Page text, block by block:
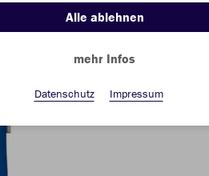
Alle ablehnen
mehr Infos
Datenschutz Impressum